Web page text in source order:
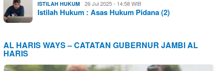
ISTILAH HUKUM 26 Jul 2025 - 14:58 WIB
Istilah Hukum : Asas Hukum Pidana (2)
AL HARIS WAYS – CATATAN GUBERNUR JAMBI AL
HARIS